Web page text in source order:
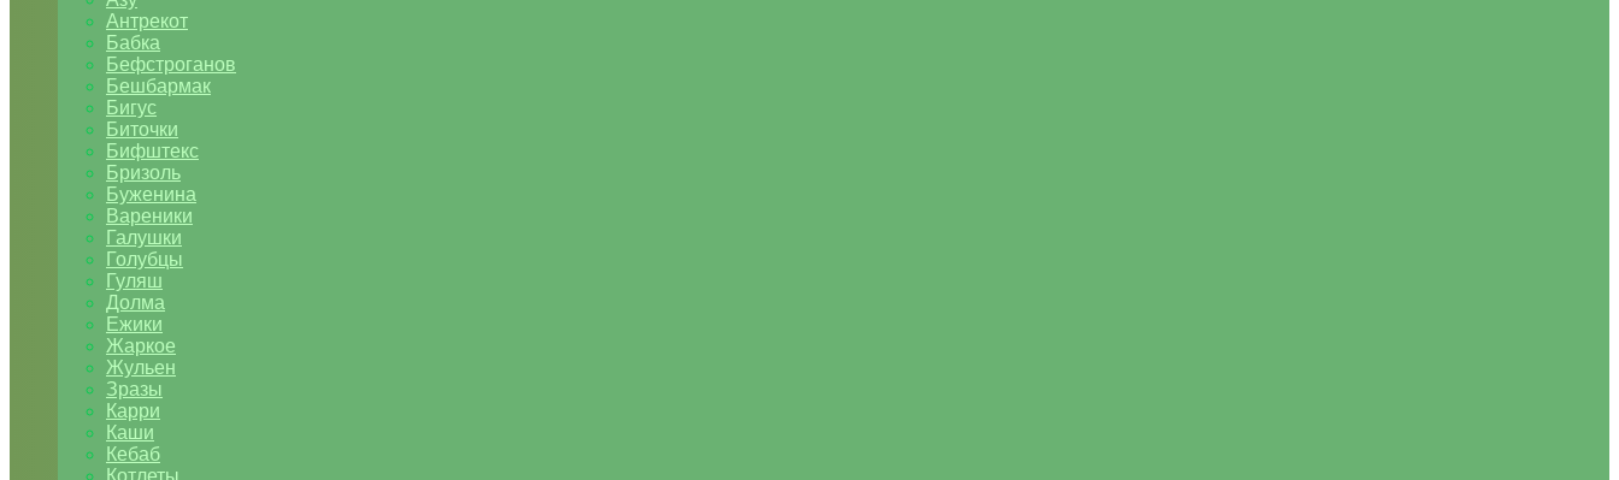
Антрекот
Бабка
Бефстроганов
Бешбармак
Бигус
Биточки
Бифштекс
Бризоль
Буженина
Вареники
Галушки
Голубцы
Гуляш
Долма
Ежики
Жаркое
Жульен
Зразы
Карри
Каши
Кебаб
Котлеты